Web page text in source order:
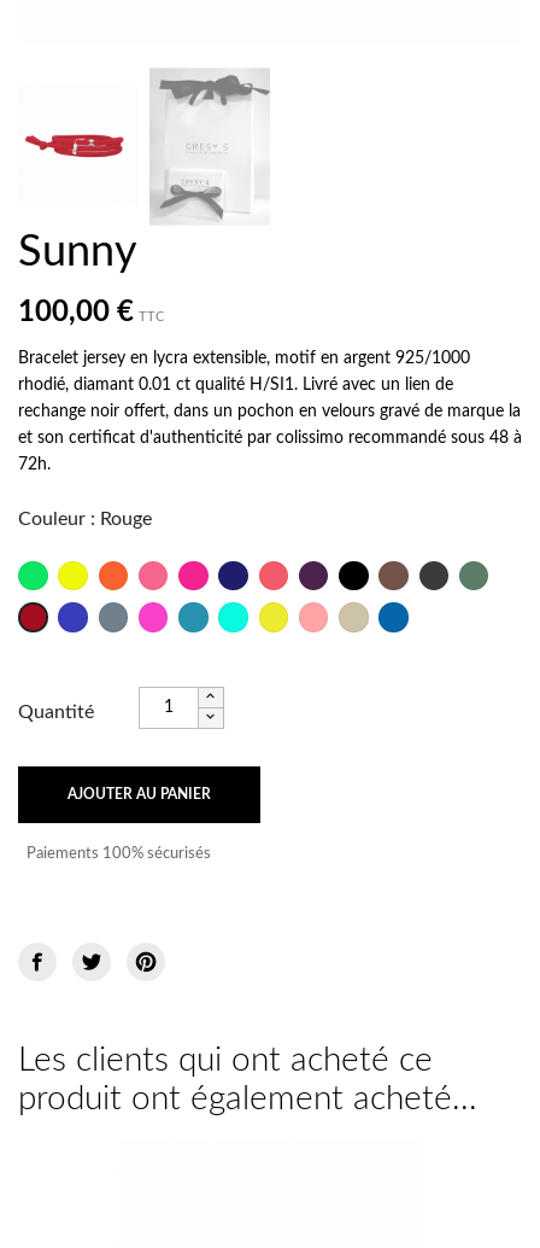
Sunny
100,00 € TTC
Bracelet jersey en lycra extensible, motif en argent 925/1000
rhodié, diamant 0.01 ct qualité H/SI1. Livré avec un lien de
rechange noir offert, dans un pochon en velours gravé de marque la
et son certificat d'authenticité par colissimo recommandé sous 48 à
72h.
Couleur : Rouge
Vert
Fluo
Jaune
Fluo
Orange
Fluo
Rose
Fluo
FushiaMarinePsychoBordeaux
Noir TaupeAnthraciteMilitaire
RougeOutre
Mer
TitaneRose
Shock
LagonCaraïbesBrésil
Frutti
Fluo
Sable
Bleu
Océan
Quantité
AJOUTER AU PANIER
Paiements 100% sécurisés
Les clients qui ont acheté ce
produit ont également acheté...